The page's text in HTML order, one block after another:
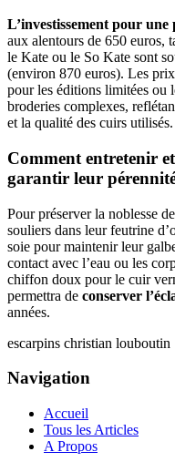
L’investissement pour une
aux alentours de 650 euros,
le Kate ou le So Kate sont
(environ 870 euros). Les
pour les éditions limitées ou
broderies complexes,
et la qualité des cuirs utilisés.
Comment entretenir
garantir leur
Pour préserver la noblesse
souliers dans leur feutrine
soie pour maintenir leur
contact avec l’eau ou les
chiffon doux pour le cuir
permettra de conserver
années.
escarpins christian louboutin
Navigation
Accueil
Tous les Articles
A Propos